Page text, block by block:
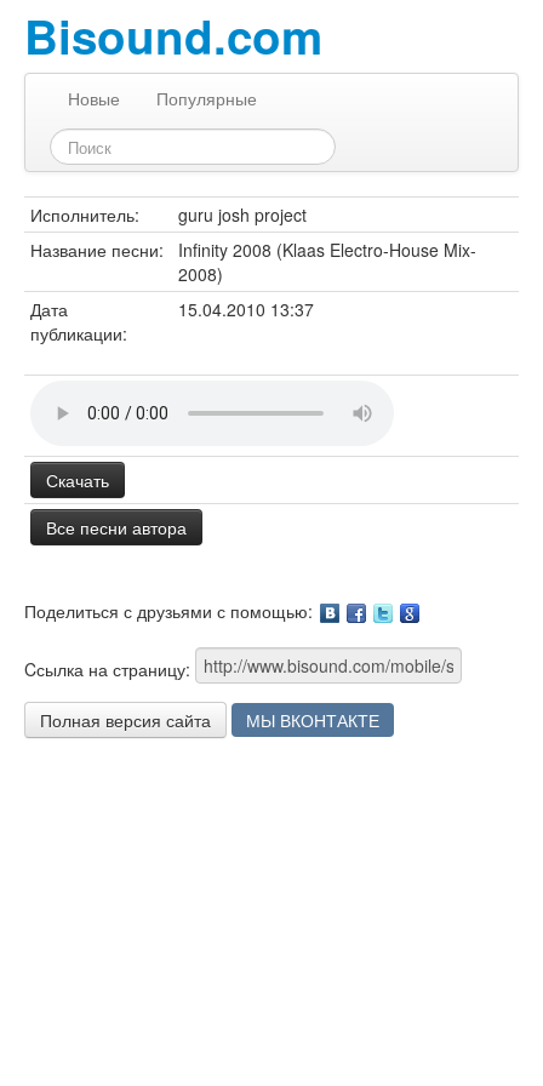
Bisound.com
Новые Популярные
Исполнитель:
guru josh project
Название песни:
Infinity 2008 (Klaas Electro-House Mix-
2008)
Дата
публикации:
15.04.2010 13:37
Скачать
Все песни автора
Поделиться с друзьями с помощью:
Cсылка на страницу:
Полная версия сайта МЫ ВКОНТАКТЕ